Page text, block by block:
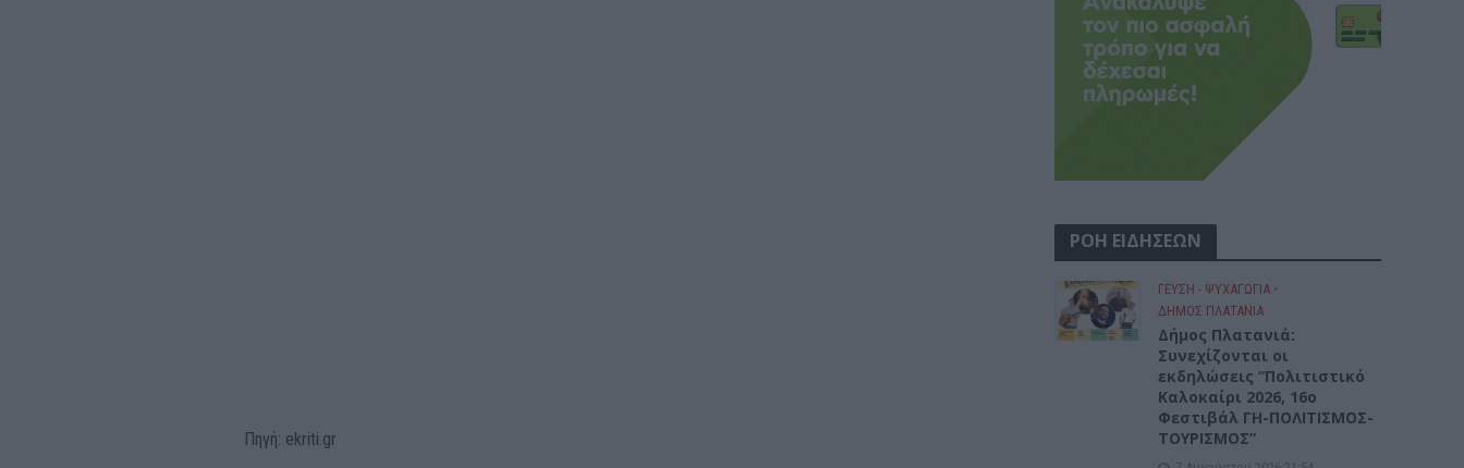
Πηγή: ekriti.gr
ΡΟΗ ΕΙΔΗΣΕΩΝ
ΓΕΎΣΗ - ΨΥΧΑΓΩΓΊΑ •
ΔΉΜΟΣ ΠΛΑΤΑΝΙΆ
Δήμος Πλατανιά:
Συνεχίζονται οι
εκδηλώσεις “Πολιτιστικό
Καλοκαίρι 2026, 16ο
Φεστιβάλ ΓΗ-ΠΟΛΙΤΙΣΜΟΣ-
ΤΟΥΡΙΣΜΟΣ”